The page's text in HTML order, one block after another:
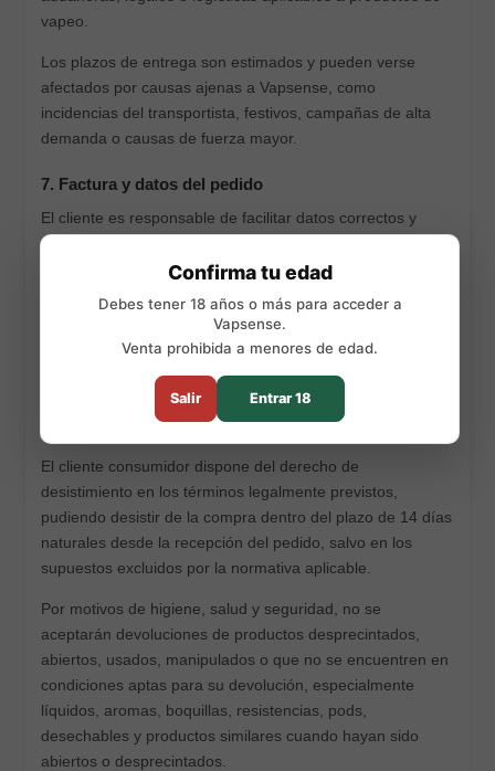
vapeo.
Los plazos de entrega son estimados y pueden verse
afectados por causas ajenas a Vapsense, como
incidencias del transportista, festivos, campañas de alta
demanda o causas de fuerza mayor.
7. Factura y datos del pedido
El cliente es responsable de facilitar datos correctos y
completos para la gestión del pedido, envío y facturación.
Vapsense no será responsable de retrasos o incidencias
provocadas por datos incorrectos, incompletos o
El cliente podrá solicitar factura conforme a la normativa
aplicable, facilitando los datos fiscales necesarios.
8. Derecho de desistimiento
El cliente consumidor dispone del derecho de
desistimiento en los términos legalmente previstos,
pudiendo desistir de la compra dentro del plazo de 14 días
naturales desde la recepción del pedido, salvo en los
supuestos excluidos por la normativa aplicable.
Por motivos de higiene, salud y seguridad, no se
aceptarán devoluciones de productos desprecintados,
abiertos, usados, manipulados o que no se encuentren en
condiciones aptas para su devolución, especialmente
líquidos, aromas, boquillas, resistencias, pods,
desechables y productos similares cuando hayan sido
abiertos o desprecintados.
Confirma tu edad
Debes tener 18 años o más para acceder a
Vapsense.
Venta prohibida a menores de edad.
Salir Entrar 18